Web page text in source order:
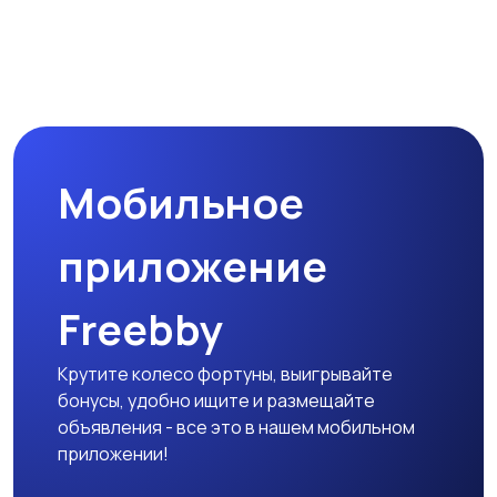
Мобильное
приложение
Freebby
Крутите колесо фортуны, выигрывайте
бонусы, удобно ищите и размещайте
объявления - все это в нашем мобильном
приложении!